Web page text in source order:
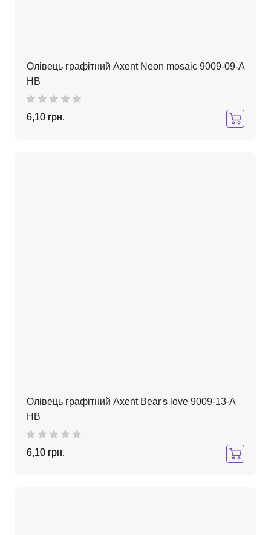
Олівець графітний Axent Neon mosaic 9009-09-A
HB
6,10 грн.
Олівець графітний Axent Bear's love 9009-13-A
HB
6,10 грн.